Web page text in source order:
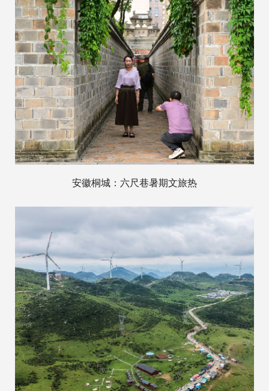
安徽桐城：六尺巷暑期文旅热